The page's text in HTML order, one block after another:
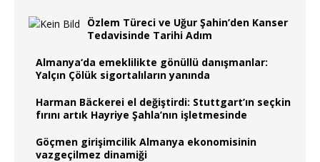
Özlem Türeci ve Uğur Şahin’den Kanser
Tedavisinde Tarihi Adım
Almanya‘da emeklilikte gönüllü danışmanlar:
Yalçın Çölük sigortalıların yanında
Harman Bäckerei el değiştirdi: Stuttgart’ın seçkin
fırını artık Hayriye Şahla’nın işletmesinde
Göçmen girişimcilik Almanya ekonomisinin
vazgeçilmez dinamiği